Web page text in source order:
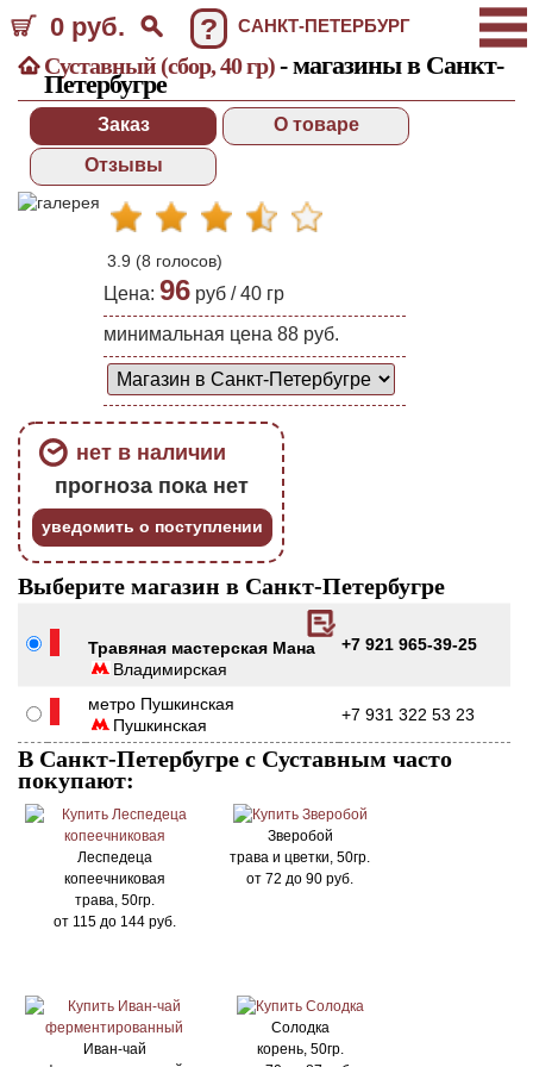
0 руб. ? САНКТ-ПЕТЕРБУРГ
Суставный (сбор, 40 гр)- магазины в Санкт-
Петербугре
Заказ
О товаре
Отзывы
3.9 (8 голосов)
Цена: 96 руб /40 гр
минимальная цена 88 руб.
нет в наличии
прогноза пока нет
уведомить о поступлении
Выберите магазин в Санкт-Петербугре
Травяная мастерская Мана
Владимирская
+7 921 965-39-25
метро Пушкинская
Пушкинская
+7 931 322 53 23
В Санкт-Петербугре с Суставным часто
покупают:
Леспедеца
копеечниковая
трава, 50гр.
от 115до 144 руб.
Зверобой
трава и цветки, 50гр.
от 72 до 90 руб.
Иван-чай
Солодка
корень, 50гр.